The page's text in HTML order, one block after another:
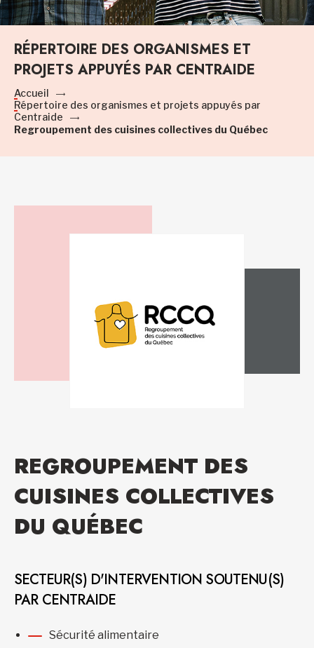
RÉPERTOIRE DES ORGANISMES ET
PROJETS APPUYÉS PAR CENTRAIDE
Accueil
Répertoire des organismes et projets appuyés par
Centraide
Regroupement des cuisines collectives du Québec
REGROUPEMENT DES
CUISINES COLLECTIVES
DU QUÉBEC
SECTEUR(S) D'INTERVENTION SOUTENU(S)
PAR CENTRAIDE
Sécurité alimentaire